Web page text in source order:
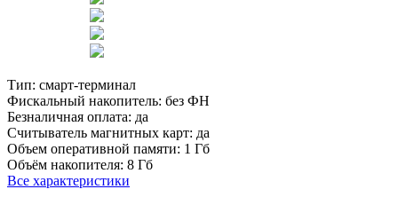
Тип: смарт-терминал
Фискальный накопитель: без ФН
Безналичная оплата: да
Считыватель магнитных карт: да
Объем оперативной памяти: 1 Гб
Объём накопителя: 8 Гб
Все характеристики